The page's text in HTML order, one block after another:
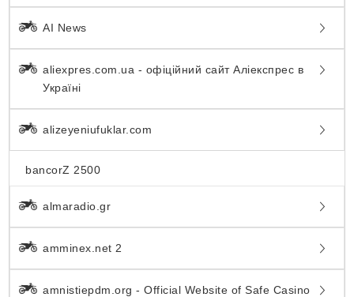
AI News
aliexpres.com.ua - офіційний сайт Аліекспрес в
Україні
alizeyeniufuklar.com
bancorZ 2500
almaradio.gr
amminex.net 2
amnistiepdm.org - Official Website of Safe Casino